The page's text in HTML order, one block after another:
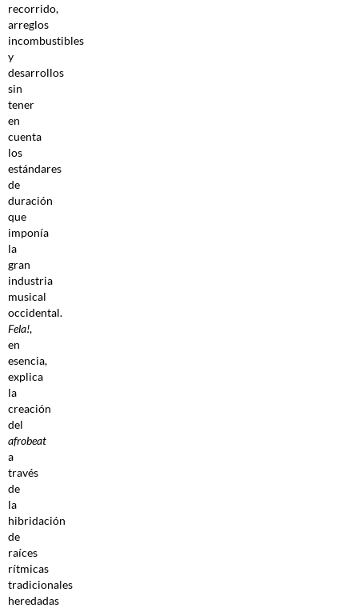
recorrido,
arreglos
incombustibles
y
desarrollos
sin
tener
en
cuenta
los
estándares
de
duración
que
imponía
la
gran
industria
musical
occidental.
Fela!,
en
esencia,
explica
la
creación
del
afrobeat
a
través
de
la
hibridación
de
raíces
rítmicas
tradicionales
heredadas